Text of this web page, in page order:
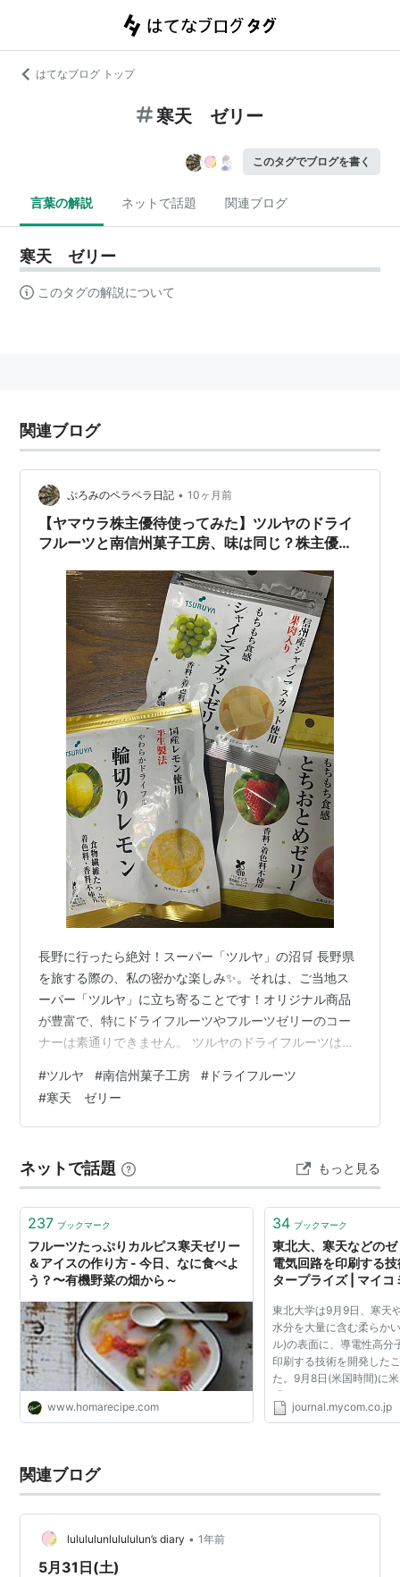
はてなブログ トップ
寒天 ゼリー
このタグでブログを書く
言葉の解説 ネットで話題 関連ブログ
寒天 ゼリー
このタグの解説について
関連ブログ
ぷろみのペラペラ日記 • 10ヶ月前
【ヤマウラ株主優待使ってみた】ツルヤのドライ
フルーツと南信州菓子工房、味は同じ？株主優待
長野に行ったら絶対！スーパー「ツルヤ」の沼🛒 長野県
を旅する際の、私の密かな楽しみ✨。それは、ご当地ス
ーパー「ツルヤ」に立ち寄ることです！オリジナル商品
が豊富で、特にドライフルーツやフルーツゼリーのコー
ナーは素通りできません。 ツルヤのドライフルーツは、
ツ本来の甘酸っぱさが凝縮されていて、本当に美味しい
んです😋💕 フルーツゼリーも、もちもちとした食感がた
まらない逸品。長野土産として、友人や自分用にいつも
ドライフルーツ。ふとパッケージの裏を見ると、製造者
の欄に「南信州菓子工房」という名前が。「…
#ツルヤ #南信州菓子工房 # ドライフルーツ
#寒天 ゼリー
ネットで話題 もっと見る
237 ブックマーク
フルーツたっぷりカルピス寒天ゼリー
＆アイスの作り方 - 今日、なに食べよ
う？〜有機野菜の畑から～
www.homarecipe.com
34 ブックマーク
東北大、寒天などの
電気回路を印刷する
タープライズ | マイコ
東北大学は9月9日、寒天
水分を大量に含む柔らか
ル)の表面に、導電性高分
印刷する技術を開発した
た。9月8日(米国時間)に
「Journal of The
Sociaty」にオンライン掲
journal.mycom.co.jp
関連ブログ
lulululunlulululun’s diary • 1年前
5月31日(土)